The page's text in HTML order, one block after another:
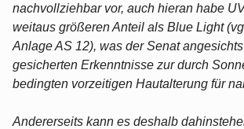
nachvollziehbar vor, auch hieran habe
weitaus größeren Anteil als Blue Light
Anlage AS 12), was der Senat
gesicherten Erkenntnisse zur durch
bedingten vorzeitigen Hautalterung für
Andererseits kann es deshalb